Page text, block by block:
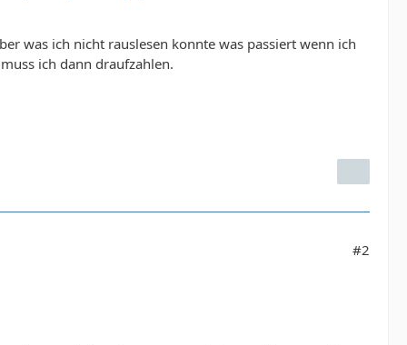
was ich nicht rauslesen konnte was passiert wenn ich
ich dann draufzahlen.
#2